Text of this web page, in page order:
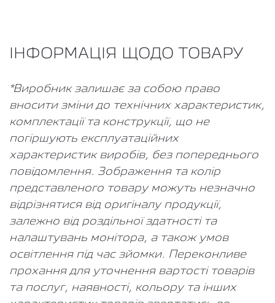
ІНФОРМАЦІЯ ЩОДО ТОВАРУ
*Виробник залишає за собою право
вносити зміни до технічних характеристик,
комплектації та конструкції, що не
погіршують експлуатаційних
характеристик виробів, без попереднього
повідомлення. Зображення та колір
представленого товару можуть незначно
відрізнятися від оригіналу продукції,
залежно від роздільної здатності та
налаштувань монітора, а також умов
освітлення під час зйомки. Переконливе
прохання для уточнення вартості товарів
та послуг, наявності, кольору та інших